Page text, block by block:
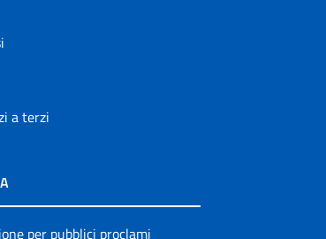
a terzi
per pubblici proclami